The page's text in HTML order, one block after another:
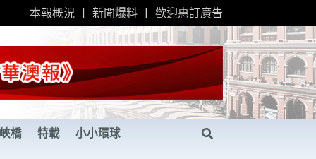
本報概況 新聞爆料 歡迎惠訂廣告
橋 特載 小小環球